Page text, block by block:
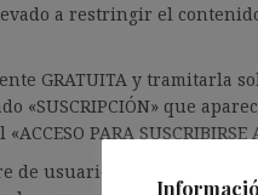
a restringir el
GRATUITA y tramitarla
«SUSCRIPCIÓN» que
PARA SUSCRIBIRSE
de usuario y el correo